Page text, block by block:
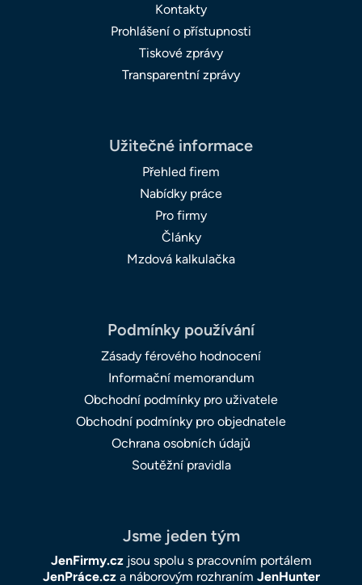
Kontakty
Prohlášení o přístupnosti
Tiskové zprávy
Transparentní zprávy
Užitečné informace
Přehled firem
Nabídky práce
Pro firmy
Články
Mzdová kalkulačka
Podmínky používání
Zásady férového hodnocení
Informační memorandum
Obchodní podmínky pro uživatele
Obchodní podmínky pro objednatele
Ochrana osobních údajů
Soutěžní pravidla
Jsme jeden tým
JenFirmy.czjsou spolu s pracovním portálem
JenPráce.cza náborovým rozhraním JenHunter